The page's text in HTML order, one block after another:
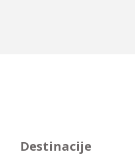
Destinacije